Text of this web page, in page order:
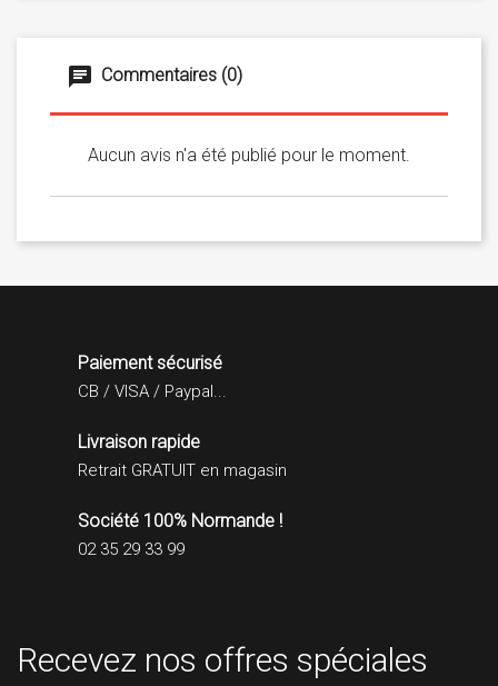
Commentaires (0)
Aucun avis n'a été publié pour le moment.
Paiement sécurisé
CB / VISA / Paypal...
Livraison rapide
Retrait GRATUIT en magasin
Société 100% Normande !
02 35 29 33 99
Recevez nos offres spéciales